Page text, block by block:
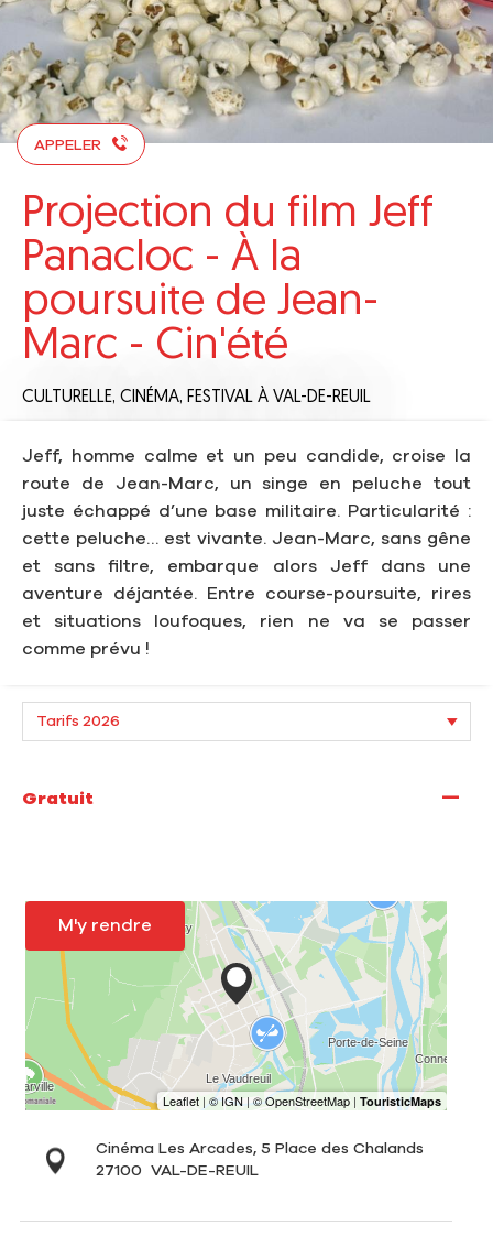
APPELER
Projection du film Jeff
Panacloc - À la
poursuite de Jean-
Marc - Cin'été
CULTURELLE, CINÉMA, FESTIVAL À VAL-DE-REUIL
Jeff, homme calme et un peu candide, croise la
route de Jean-Marc, un singe en peluche tout
juste échappé d’une base militaire. Particularité :
cette peluche… est vivante. Jean-Marc, sans gêne
et sans filtre, embarque alors Jeff dans une
aventure déjantée. Entre course-poursuite, rires
et situations loufoques, rien ne va se passer
comme prévu !
Gratuit —
M'y rendre
Cinéma Les Arcades, 5 Place des Chalands
27100
VAL-DE-REUIL